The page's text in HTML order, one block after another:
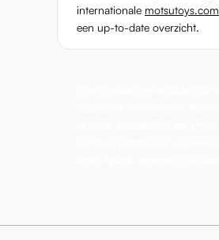
internationale motsutoys.com
een up-to-date overzicht.